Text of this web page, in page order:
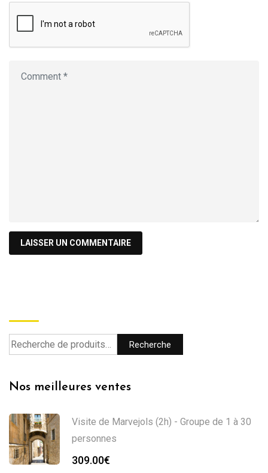
Recherche
Nos meilleures ventes
Visite de Marvejols (2h) - Groupe de 1 à 30
personnes
309.00€